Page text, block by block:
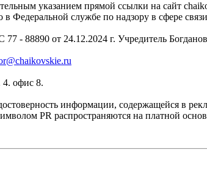
указанием прямой ссылки на сайт
в Федеральной службе по надзору в сфере
- 88890 от 24.12.2024 г. Учредитель
4. офис 8.
информации, содержащейся в
PR распространяются на платной